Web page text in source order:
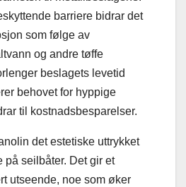
barriere bidrar det
som følge av
og andre tøffe
beslagets levetid
behovet for hyppige
til kostnadsbesparelser.
det estetiske uttrykket
på seilbåter. Det gir et
utseende, noe som øker